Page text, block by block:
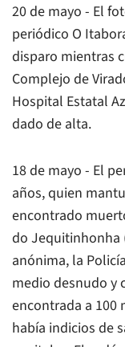
20 de mayo - El
periódico O
disparo mientras
Complejo de
Hospital Estatal
dado de alta.
18 de mayo - El
años, quien
encontrado
do Jequitinhonha
anónima, la
medio desnudo y
encontrada a 100
había indicios de